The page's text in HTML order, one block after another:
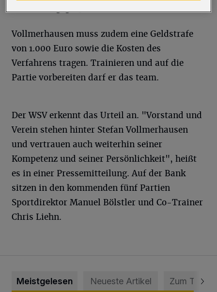
Vollmerhausen muss zudem eine Geldstrafe
von 1.000 Euro sowie die Kosten des
Verfahrens tragen. Trainieren und auf die
Partie vorbereiten darf er das team.
Der WSV erkennt das Urteil an. "Vorstand und
Verein stehen hinter Stefan Vollmerhausen
und vertrauen auch weiterhin seiner
Kompetenz und seiner Persönlichkeit", heißt
es in einer Pressemitteilung. Auf der Bank
sitzen in den kommenden fünf Partien
Sportdirektor Manuel Bölstler und Co-Trainer
Chris Liehn.
Meistgelesen Neueste Artikel Zum Thema